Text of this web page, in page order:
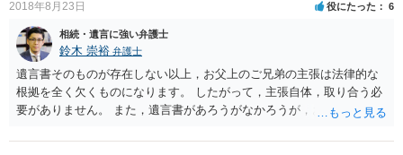
2018年8月23日 役にたった 6
相続・遺言に強い弁護士
鈴木 崇裕 弁護士
遺言書そのものが存在しない以上，お父上のご兄弟の主張は法律的な
根拠を全く欠くものになります。 したがって，主張自体，取り合う必
要がありません。 また，遺言書があろうがなかろうが，お父上のご兄
ご回答にもありますが， 代理人弁護士をたてて，その弁護士から相手